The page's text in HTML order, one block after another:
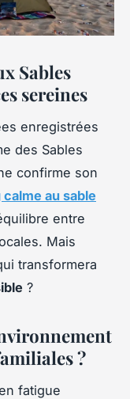
Sables
sereines
enregistrées
des Sables
confirme son
au sable
entre
Mais
transformera
?
?
fatigue